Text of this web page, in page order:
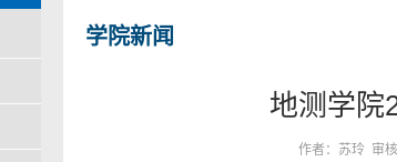
学院新闻
地测学院
作者：苏玲 审